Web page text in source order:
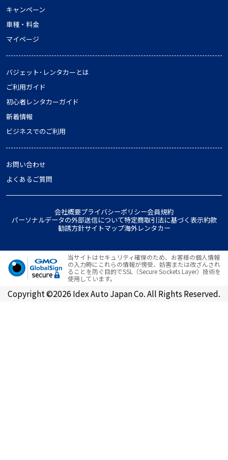
キャンペーン
車種・料金
マイページ
バジェット･レンタカーとは
ご利用ガイド
初心者レンタカーガイド
新着情報
ビジネスでのご利用
お問い合わせ
よくあるご質問
会社概要プライバシーポリシー会員規約
パーソナルデータの外部送信について特定商取引法に基づく表示約款
勧誘方針サイトマップ海外レンタカー
当サイトはセキュリティ確保のため、お客様の個人情報
の入力時にこれらの情報が傍受、妨害または改ざんされ
ることを防ぐ目的でSSL（Secure Sockets Layer）技術を
使用しています。
Copyright ©2026 Idex Auto Japan Co. All Rights Reserved.